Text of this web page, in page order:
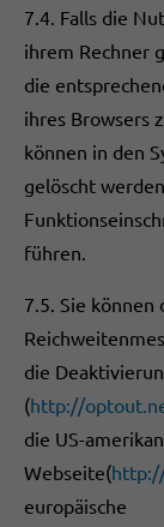
7.4. Falls die
ihrem Rechner
die
ihres Browsers
können in den
gelöscht
führen.
7.5. Sie können
die
(http://
die US-
Webseite(
europäische